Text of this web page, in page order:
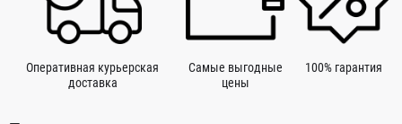
Оперативная курьерская
доставка
Самые выгодные
цены
100% гарантия